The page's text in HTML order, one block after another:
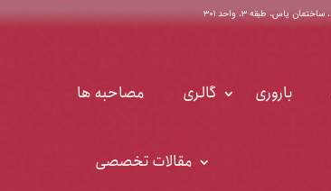
باروری گالری مصاحبه ها
مقالات تخصصی